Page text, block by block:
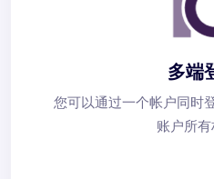
多端
您可以通过一个帐户同时
账户所有